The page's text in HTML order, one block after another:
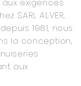
exigences
SARL ALVER,
1981, nous
la conception,
aux